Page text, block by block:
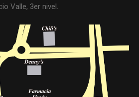
Valle, 3er nivel.